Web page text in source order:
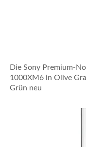
Die Sony Premium-
1000XM6 in Olive
Grün neu